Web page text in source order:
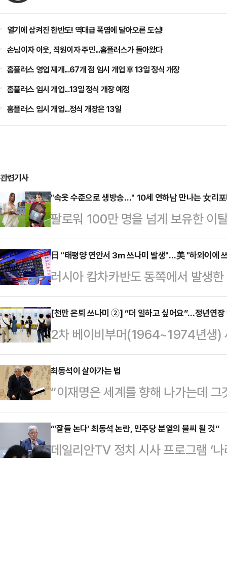
열기에 삼켜진 한반도! 역대급 폭염에 달아오른 도심!
손님이자 이웃, 직원이자 주민...홈플러스가 돌아왔다
홈플러스 영업 재개...67개 점 임시 개업 후 13일 정식 개장
홈플러스 임시 개업...13일 정식 개장 예정
홈플러스 임시 개업...정식 개장은 13일
관련기사
"속옷 수준으로 생방송…" 10세 연하남 만나는 女리
팔로워 100만 명을 넘게 보유한 이
나의 과한 노출 의상이 화제의 중
에 따르면 엘레오노라 인카르도나
스타디움에서 열린 PSG와 바이에
착용했다.공개된 사진에 따르면 인
트와 브라톱 차림(사진 왼쪽)으로
셜미디어(SNS)에 공유돼 화제를
태의 상의 차림은 과하…
日 "태평양 연안서 3m 쓰나미 발생"…美 "하와이에
러시아 캄차카반도 동쪽에서 발생
3m 높이의 쓰나미가 발생했다.일
은 30일 오전 10시쯤 훗카이도에
미가 일어났다고 밝혔다. 일 기상청
가거나 해안가에 접근하지 마라”며
고했다.일본 정부 또한 해당 지역
관저에 정보연락실을 설치했다. 총
서 피해 상황에 대한 정…
[천만 은퇴 쓰나미 ②] “더 일하고 싶어요”…정년연장
2차 베이비부머(1964~1974년생)
일하기를 희망한다는 조사 결과가
2차 베이비부머가 본격 은퇴 시기
가를 놓고 사회적 논쟁이 가열되고
자는 주장과 정년 후 재고용하는 계
게 맞서고 있다.노동계, 정년 65세
현행 60세에서 65세로 상향 조정
2033…
최동석이 살아가는 법
“이재명은 세계를 향해 나가는데
당하는 꼴이었다. 그런데 시민의 힘
이 돼야 하고 이제 우리 국가도 민
4, 19, 유튜브 <스픽스>).최동석
이 한 말이다. 그는 “이재명은 천재
“'잘들 논다' 최동석 논란, 민주당 분열의 불씨 될 것”
데일리안TV 정치 시사 프로그램 ‘
최동석 인사혁신처장 임명 논란을